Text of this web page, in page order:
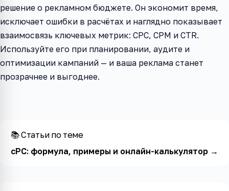
решение о рекламном бюджете. Он экономит время,
исключает ошибки в расчётах и наглядно показывает
взаимосвязь ключевых метрик: CPC, CPM и CTR.
Используйте его при планировании, аудите и
оптимизации кампаний — и ваша реклама станет
прозрачнее и выгоднее.
📚 Статьи по теме
cPC: формула, примеры и онлайн-калькулятор→